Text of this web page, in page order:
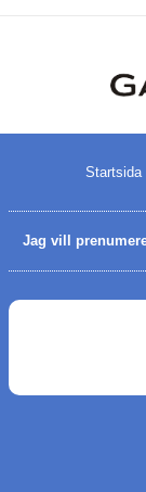
Startsida
Jag vill